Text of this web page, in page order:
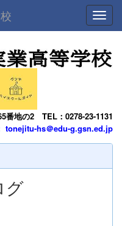
番地の2 TEL：0278-23-1131
tonejitu-hs＠edu-g.gsn.ed.jp
グ